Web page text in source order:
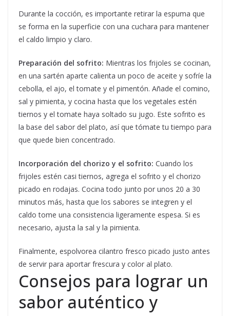
Durante la cocción, es importante retirar la espuma que
se forma en la superficie con una cuchara para mantener
el caldo limpio y claro.
Preparación del sofrito: Mientras los frijoles se cocinan,
en una sartén aparte calienta un poco de aceite y sofríe la
cebolla, el ajo, el tomate y el pimentón. Añade el comino,
sal y pimienta, y cocina hasta que los vegetales estén
tiernos y el tomate haya soltado su jugo. Este sofrito es
la base del sabor del plato, así que tómate tu tiempo para
que quede bien concentrado.
Incorporación del chorizo y el sofrito: Cuando los
frijoles estén casi tiernos, agrega el sofrito y el chorizo
picado en rodajas. Cocina todo junto por unos 20 a 30
minutos más, hasta que los sabores se integren y el
caldo tome una consistencia ligeramente espesa. Si es
necesario, ajusta la sal y la pimienta.
Finalmente, espolvorea cilantro fresco picado justo antes
de servir para aportar frescura y color al plato.
Consejos para lograr un
sabor auténtico y